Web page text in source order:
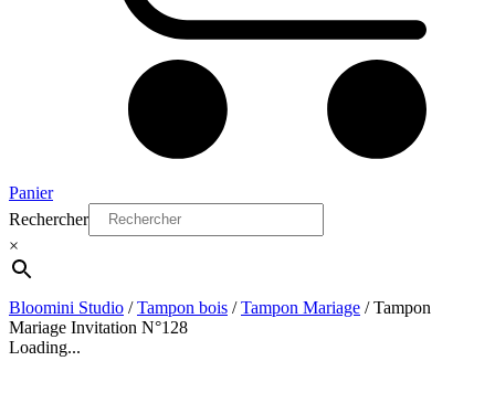
Panier
Rechercher
×
Bloomini Studio /Tampon bois /Tampon Mariage /Tampon
Mariage Invitation N°128
Loading...